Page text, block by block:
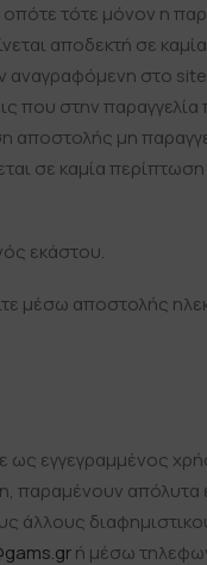
τότε μόνον η
αποδεκτή σε
αναγραφόμενη στο
που στην παραγγελία
αποστολής μη
σε καμία
εκάστου.
μέσω αποστολής
εγγεγραμμένος
παραμένουν απόλυτα
άλλους
ή μέσω